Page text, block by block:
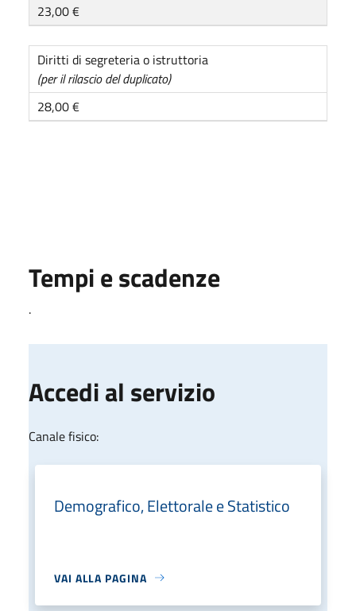
23,00 €
Diritti di segreteria o istruttoria
(per il rilascio del duplicato)
28,00 €
Tempi e scadenze
.
Accedi al servizio
Canale fisico:
Demografico, Elettorale e Statistico
VAI ALLA PAGINA